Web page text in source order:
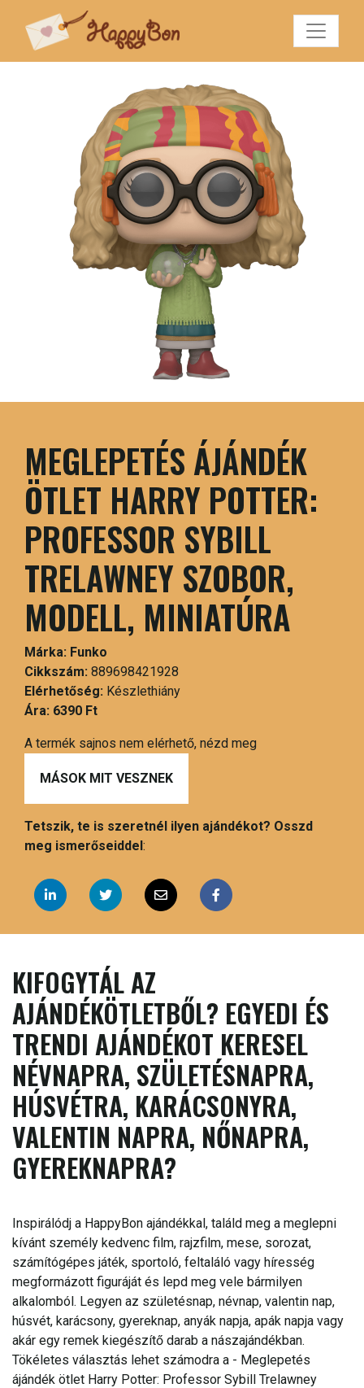
MEGLEPETÉS ÁJÁNDÉK
ÖTLET HARRY POTTER:
PROFESSOR SYBILL
TRELAWNEY SZOBOR,
MODELL, MINIATÚRA
Márka: Funko
Cikkszám: 889698421928
Elérhetőség: Készlethiány
Ára: 6390 Ft
A termék sajnos nem elérhető, nézd meg
MÁSOK MIT VESZNEK
Tetszik, te is szeretnél ilyen ajándékot? Osszd
meg ismerőseiddel:
KIFOGYTÁL AZ
AJÁNDÉKÖTLETBŐL? EGYEDI ÉS
TRENDI AJÁNDÉKOT KERESEL
NÉVNAPRA, SZÜLETÉSNAPRA,
HÚSVÉTRA, KARÁCSONYRA,
VALENTIN NAPRA, NŐNAPRA,
GYEREKNAPRA?
Inspirálódj a HappyBon ajándékkal, találd meg a meglepni
kívánt személy kedvenc film, rajzfilm, mese, sorozat,
számítógépes játék, sportoló, feltaláló vagy híresség
megformázott figuráját és lepd meg vele bármilyen
alkalomból. Legyen az születésnap, névnap, valentin nap,
húsvét, karácsony, gyereknap, anyák napja, apák napja vagy
akár egy remek kiegészítő darab a nászajándékban.
Tökéletes választás lehet számodra a - Meglepetés
ájándék ötlet Harry Potter: Professor Sybill Trelawney